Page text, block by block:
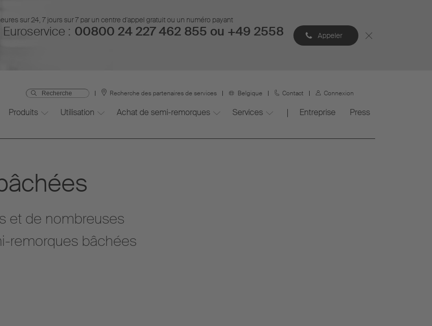
sur 24, 7 jours sur 7 par un centre d'appel gratuit ou un numéro payant
: 00800 24 227 462 855 ou +49 2558
Appeler
Recherche des partenaires de services Belgique Contact Connexion
Produits Utilisation Achat de semi-remorques Services Entreprise Press
et de nombreuses
remorques bâchées